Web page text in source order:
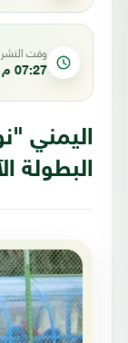
وقت النشر
07:27 م
اليمني
البطولة